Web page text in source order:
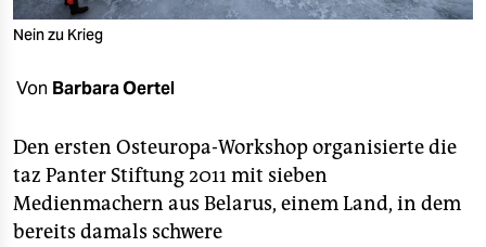
unterstützen
epaper login
Nein zu Krieg
Von Barbara Oertel
Den ersten Osteuropa-Workshop organisierte die
taz Panter Stiftung 2011 mit sieben
Medienmachern aus Belarus, einem Land, in dem
bereits damals schwere